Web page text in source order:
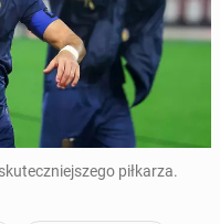
piłkarza.